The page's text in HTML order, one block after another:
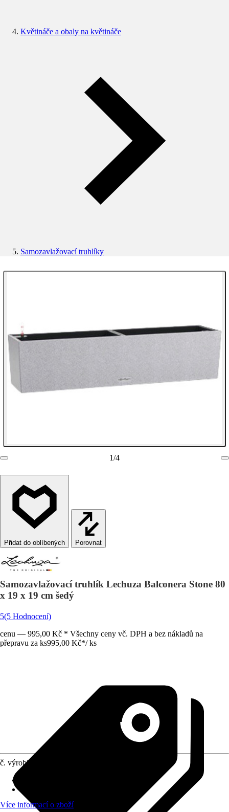
Květináče a obaly na květináče
Samozavlažovací truhlíky
1/4
Porovnat
Samozavlažovací truhlík Lechuza Balconera Stone 80
x 19 x 19 cm šedý
5(5 Hodnocení)
cenu — 995,00 Kč * Všechny ceny vč. DPH a bez nákladů na
přepravu za ks995,00 Kč*/ ks
č. výrobku
Více informací o zboží